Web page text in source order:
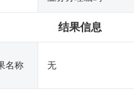
结果信息
名称 无